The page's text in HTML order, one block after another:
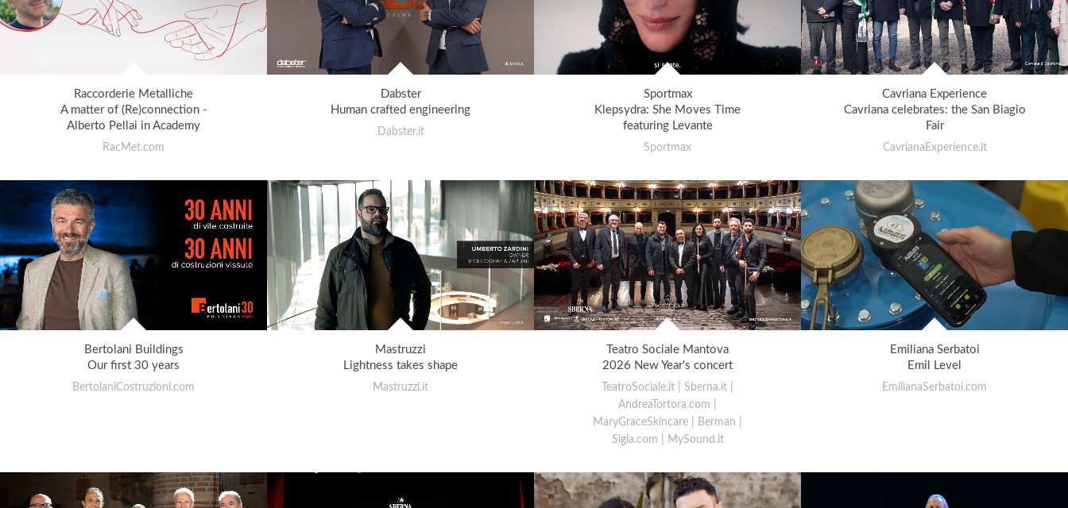
Raccorderie Metalliche
A matter of (Re)connection -
Alberto Pellai in Academy
RacMet.com
Dabster
Human crafted engineering
Dabster.it
Sportmax
Klepsydra: She Moves Time
featuring Levante
Sportmax
Cavriana Experience
Cavriana celebrates: the San Biagio
Fair
CavrianaExperience.it
Bertolani Buildings
Our first 30 years
BertolaniCostruzioni.com
Mastruzzi
Lightness takes shape
Mastruzzi.it
Teatro Sociale Mantova
2026 New Year's concert
TeatroSociale.it | Sberna.it |
AndreaTortora.com |
MaryGraceSkincare | Berman |
Sigla.com | MySound.it
Emiliana Serbatoi
Emil Level
EmilianaSerbatoi.com